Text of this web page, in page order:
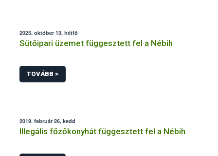
2025. október 13, hétfő
Sütőipari üzemet függesztett fel a Nébih
TOVÁBB >
2019. február 26, kedd
Illegális főzőkonyhát függesztett fel a Nébih